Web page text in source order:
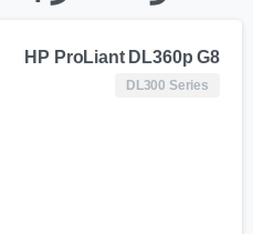
HP ProLiant DL360p G8
DL300 Series